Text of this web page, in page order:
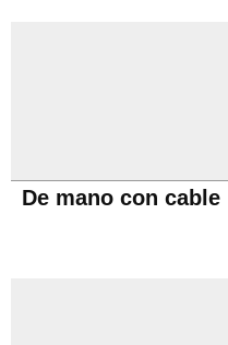
De mano con cable